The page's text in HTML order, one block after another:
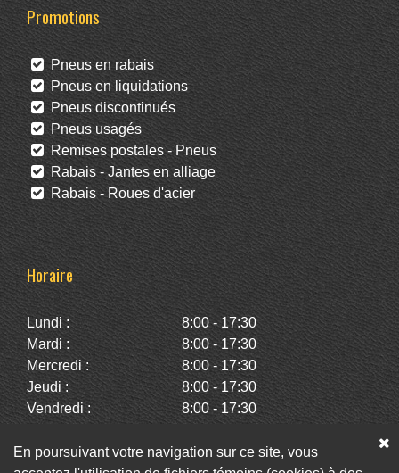
Promotions
Pneus en rabais
Pneus en liquidations
Pneus discontinués
Pneus usagés
Remises postales - Pneus
Rabais - Jantes en alliage
Rabais - Roues d'acier
Horaire
Lundi :
8:00 - 17:30
Mardi :
8:00 - 17:30
Mercredi :
8:00 - 17:30
Jeudi :
8:00 - 17:30
Vendredi :
8:00 - 17:30
Dimanche :
Fermé
En poursuivant votre navigation sur ce site, vous